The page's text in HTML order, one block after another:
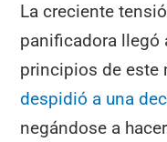
La creciente
panificadora llegó
principios de este
despidió a una
negándose a